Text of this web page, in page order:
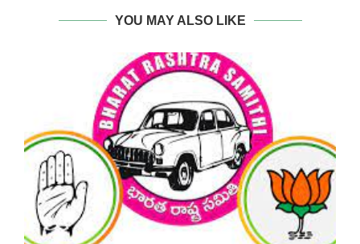
YOU MAY ALSO LIKE